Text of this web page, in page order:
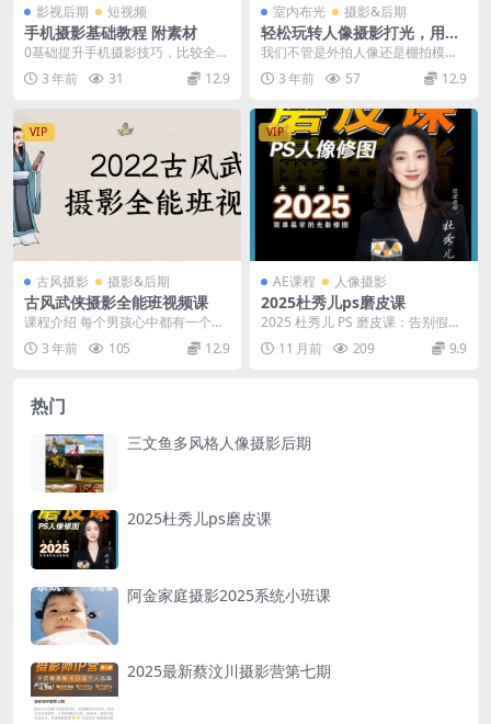
影视后期 短视频
手机摄影基础教程 附素材
0基础提升手机摄影技巧，比较全面
的教程，人人可学。
3 年前 31 12.9
室内布光 摄影&后期
轻松玩转人像摄影打光，用光
来构图
我们不管是外拍人像还是棚拍模
特，必不可少的肯定就是光线，光
对摄影来说是至关重要的...
3 年前 57 12.9
VIP
古风摄影 摄影&后期
古风武侠摄影全能班视频课
课程介绍 每个男孩心中都有一个武
侠梦，仗剑江湖，任我逍遥，无论
是束发之年，还是已...
3 年前 105 12.9
VIP
AE课程 人像摄影
2025杜秀儿ps磨皮课
2025 杜秀儿 PS 磨皮课：告别假面
感，修出原生好皮 还在为磨皮显
假、细节丢...
11 月前 209 9.9
热门
三文鱼多风格人像摄影后期
2025杜秀儿ps磨皮课
阿金家庭摄影2025系统小班课
2025最新蔡汶川摄影营第七期